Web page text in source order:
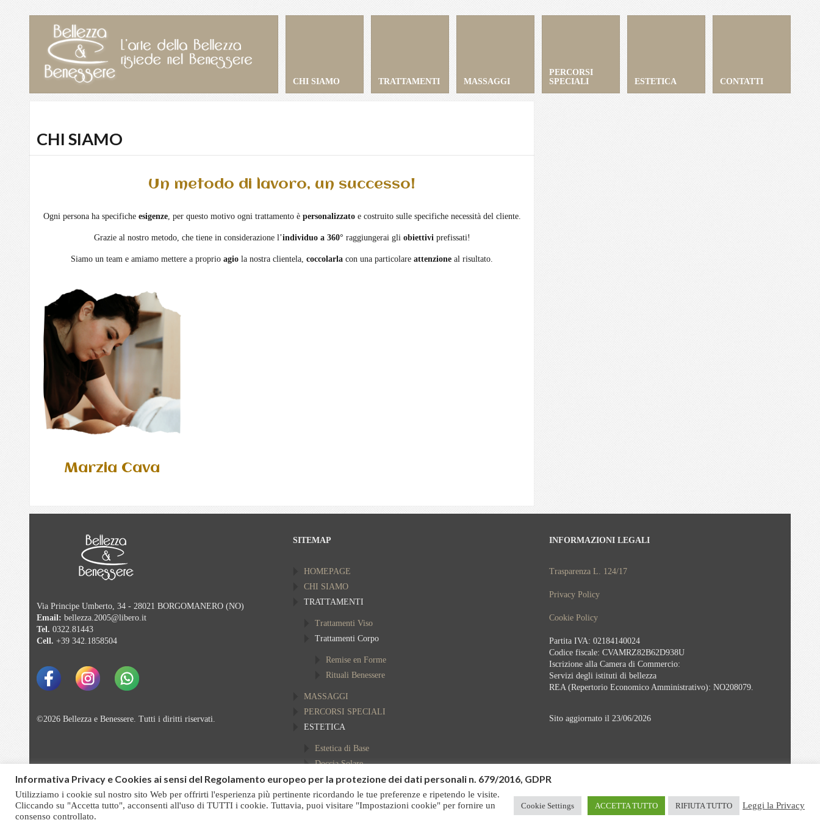
CHI SIAMO TRATTAMENTI MASSAGGI
PERCORSI
SPECIALI
ESTETICA CONTATTI
CHI SIAMO
Un metodo di lavoro, un successo!
Ogni persona ha specifiche esigenze, per questo motivo ogni trattamento è personalizzatoe costruito sulle specifiche necessità del cliente.
Grazie al nostro metodo, che tiene in considerazione l’individuo a 360° raggiungerai gli obiettiviprefissati!
Siamo un team e amiamo mettere a proprio agio la nostra clientela, coccolarla con una particolare attenzione al risultato.
Marzia Cava
Via Principe Umberto, 34 - 28021 BORGOMANERO (NO)
Email: bellezza.2005@libero.it
Tel. 0322.81443
Cell. +39 342.1858504
©2026 Bellezza e Benessere. Tutti i diritti riservati.
SITEMAP
HOMEPAGE
CHI SIAMO
TRATTAMENTI
Trattamenti Viso
Trattamenti Corpo
Remise en Forme
Rituali Benessere
MASSAGGI
PERCORSI SPECIALI
ESTETICA
Estetica di Base
Doccia Solare
CONTATTI
INFORMAZIONI LEGALI
Trasparenza L. 124/17
Privacy Policy
Cookie Policy
Partita IVA: 02184140024
Codice fiscale: CVAMRZ82B62D938U
Iscrizione alla Camera di Commercio:
Servizi degli istituti di bellezza
REA (Repertorio Economico Amministrativo): NO208079.
Sito aggiornato il 23/06/2026
Informativa Privacy e Cookies ai sensi del Regolamento europeo per la protezione dei dati personali n. 679/2016, GDPR
Utilizziamo i cookie sul nostro sito Web per offrirti l'esperienza più pertinente ricordando le tue preferenze e ripetendo le visite.
Cliccando su "Accetta tutto", acconsenti all'uso di TUTTI i cookie. Tuttavia, puoi visitare "Impostazioni cookie" per fornire un
consenso controllato.
Cookie Settings ACCETTA TUTTO RIFIUTA TUTTO Leggi la Privacy